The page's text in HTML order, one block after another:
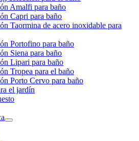
Amalfi para baño
Capri para baño
Taormina de acero inoxidable para
Portofino para baño
Siena para baño
Lipari para baño
Tropea para el baño
Porto Cervo para baño
el jardín